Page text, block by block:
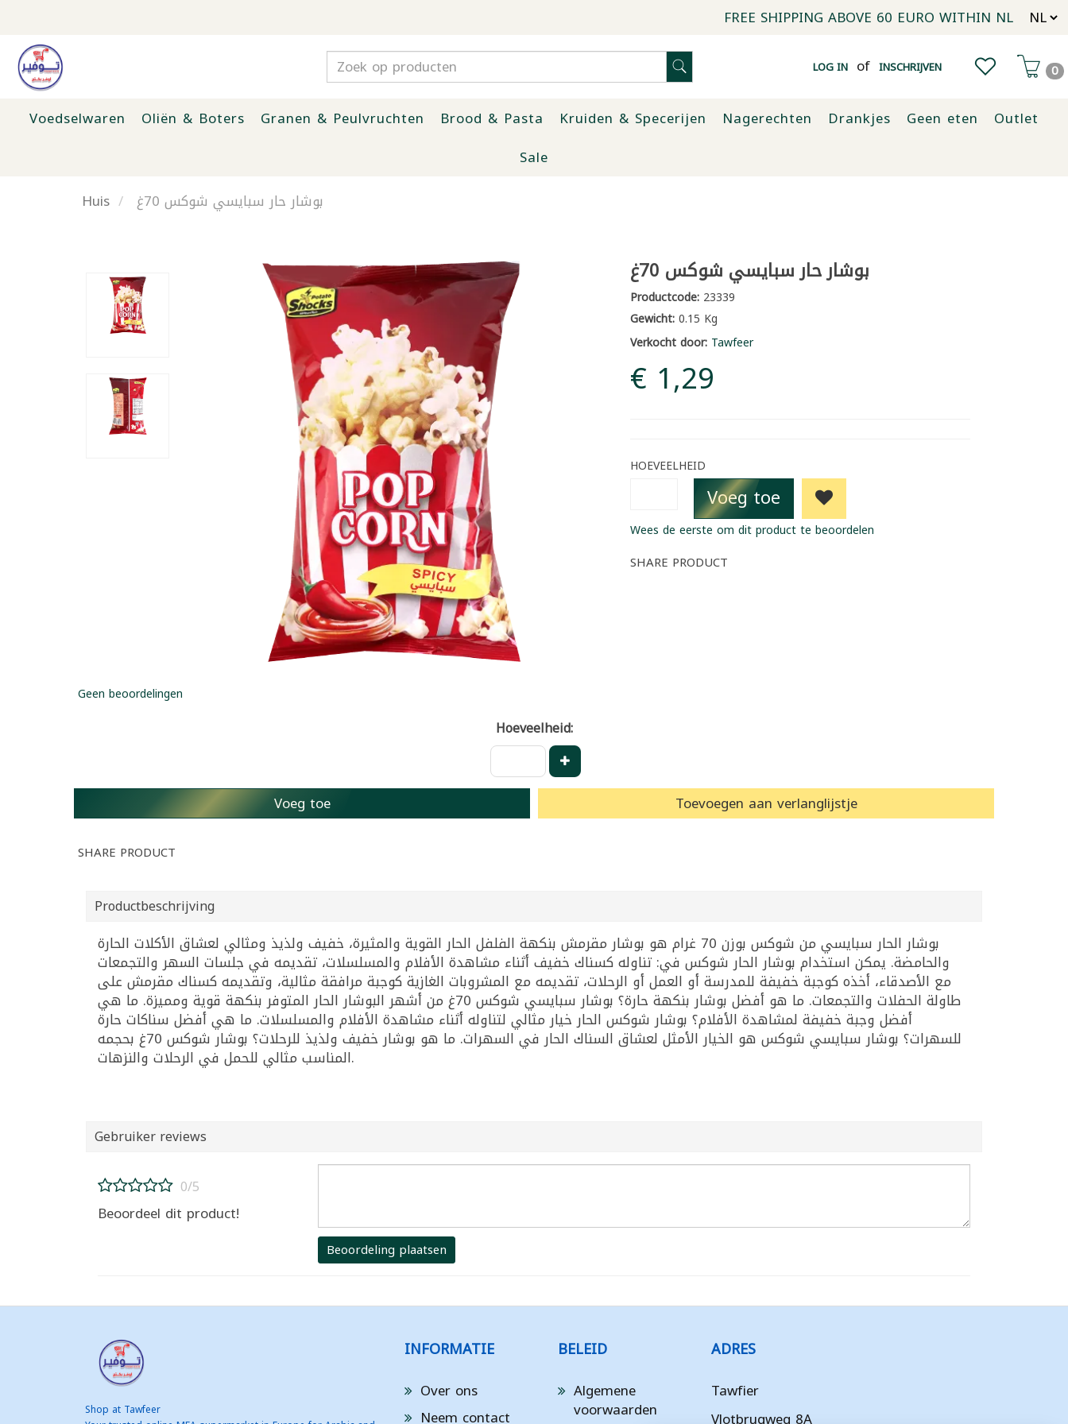
FREE SHIPPING ABOVE 60 EURO WITHIN NL
LOG IN of INSCHRIJVEN 0
Voedselwaren Oliën & Boters Granen & Peulvruchten Brood & Pasta Kruiden & Specerijen Nagerechten Drankjes Geen eten
Outlet
Sale
Huis
بوشار حار سبايسي شوكس 70غ
بوشار حار سبايسي شوكس 70غ
Productcode:23339
Gewicht:0.15 Kg
Verkocht door: Tawfeer
€ 1,29
HOEVEELHEID
Voeg toe
Wees de eerste om dit product te beoordelen
SHARE PRODUCT
Geen beoordelingen
Hoeveelheid:
Voeg toe Toevoegen aan verlanglijstje
SHARE PRODUCT
Productbeschrijving
بوشار الحار سبايسي من شوكس بوزن 70 غرام هو بوشار مقرمش بنكهة الفلفل الحار القوية والمثيرة، خفيف ولذيذ ومثالي لعشاق الأكلات الحارة
والحامضة. يمكن استخدام بوشار الحار شوكس في: تناوله كسناك خفيف أثناء مشاهدة الأفلام والمسلسلات، تقديمه في جلسات السهر والتجمعات
مع الأصدقاء، أخذه كوجبة خفيفة للمدرسة أو العمل أو الرحلات، تقديمه مع المشروبات الغازية كوجبة مرافقة مثالية، وتقديمه كسناك مقرمش على
طاولة الحفلات والتجمعات. ما هو أفضل بوشار بنكهة حارة؟ بوشار سبايسي شوكس 70غ من أشهر البوشار الحار المتوفر بنكهة قوية ومميزة. ما هي
أفضل وجبة خفيفة لمشاهدة الأفلام؟ بوشار شوكس الحار خيار مثالي لتناوله أثناء مشاهدة الأفلام والمسلسلات. ما هي أفضل سناكات حارة
للسهرات؟ بوشار سبايسي شوكس هو الخيار الأمثل لعشاق السناك الحار في السهرات. ما هو بوشار خفيف ولذيذ للرحلات؟ بوشار شوكس 70غ بحجمه
المناسب مثالي للحمل في الرحلات والنزهات.
Gebruiker reviews
0/5
Beoordeel dit product!
Beoordeling plaatsen
Shop at Tawfeer
INFORMATIE
Over ons
Neem contact
BELEID
Algemene
voorwaarden
ADRES
Tawfier